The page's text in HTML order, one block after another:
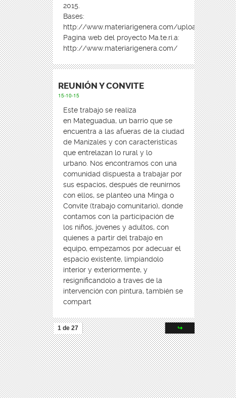
2015.
Bases:
http://www.materiarigenera.com/uploads/3/1/4/3/
Pagina web del proyecto Ma.te.ri.a:
http://www.materiarigenera.com/
REUNIÓN Y CONVITE
15-10-15
Este trabajo se realiza
en Mateguadua, un barrio que se
encuentra a las afueras de la ciudad
de Manizales y con caracteristicas
que entrelazan lo rural y lo
urbano. Nos encontramos con una
comunidad dispuesta a trabajar por
sus espacios, después de reunirnos
con ellos, se planteo una Minga o
Convite (trabajo comunitario), donde
contamos con la participación de
los niños, jovenes y adultos, con
quienes a partir del trabajo en
equipo, empezamos por adecuar el
espacio existente, limpiandolo
interior y exteriormente, y
resignificandolo a traves de la
intervención con pintura, también se
compart
1 de 27 ↪